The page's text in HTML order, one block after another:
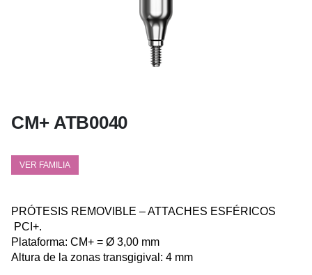
CM+ ATB0040
VER FAMILIA
PRÓTESIS REMOVIBLE – ATTACHES ESFÉRICOS
PCI+.
Plataforma: CM+ = Ø 3,00 mm
Altura de la zonas transgigival: 4 mm